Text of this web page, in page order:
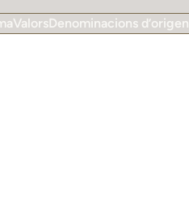
ValorsDenominacions d’origen